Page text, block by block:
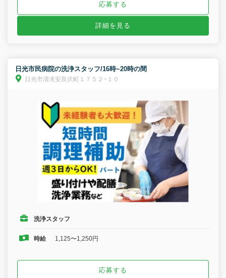
応募する
詳細を見る
日光市民病院の洗浄スタッフ/16時~20時の間
日光市清滝安良沢町１７５２−１０
洗浄スタッフ
時給 1,125〜1,250円
応募する